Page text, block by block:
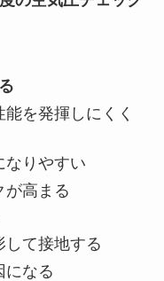
を発揮しにくく
なりやすい
が高まる
して接地する
になる